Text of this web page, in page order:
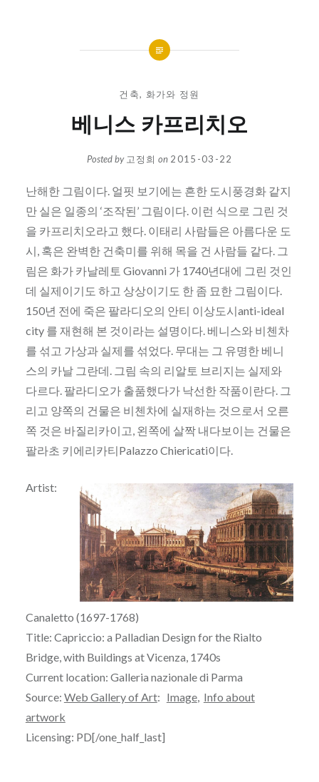
건축, 화가와 정원
베니스 카프리치오
Posted by 고정희 on 2015-03-22
난해한 그림이다. 얼핏 보기에는 흔한 도시풍경화 같지
만 실은 일종의 ‘조작된’ 그림이다. 이런 식으로 그린 것
을 카프리치오라고 했다. 이태리 사람들은 아름다운 도
시, 혹은 완벽한 건축미를 위해 목을 건 사람들 같다. 그
림은 화가 카날레토 Giovanni 가 1740년대에 그린 것인
데 실제이기도 하고 상상이기도 한 좀 묘한 그림이다.
150년 전에 죽은 팔라디오의 안티 이상도시anti-ideal
city 를 재현해 본 것이라는 설명이다. 베니스와 비첸차
를 섞고 가상과 실제를 섞었다. 무대는 그 유명한 베니
스의 카날 그란데. 그림 속의 리알토 브리지는 실제와
다르다. 팔라디오가 출품했다가 낙선한 작품이란다. 그
리고 양쪽의 건물은 비첸차에 실재하는 것으로서 오른
쪽 것은 바질리카이고, 왼쪽에 살짝 내다보이는 건물은
팔라초 키에리카티Palazzo Chiericati이다.
Artist:
Canaletto (1697-1768)
Title: Capriccio: a Palladian Design for the Rialto
Bridge, with Buildings at Vicenza, 1740s
Current location: Galleria nazionale di Parma
Source: Web Gallery of Art: Image, Info about
artwork
Licensing: PD[/one_half_last]